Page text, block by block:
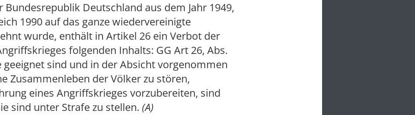
Bundesrepublik Deutschland aus dem Jahr 1949,
1990 auf das ganze wiedervereinigte
wurde, enthält in Artikel 26 ein Verbot der
folgenden Inhalts: GG Art 26, Abs.
geeignet sind und in der Absicht vorgenommen
Zusammenleben der Völker zu stören,
eines Angriffskrieges vorzubereiten, sind
sind unter Strafe zu stellen. (A)